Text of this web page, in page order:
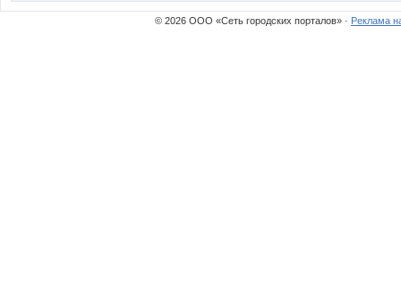
© 2026 ООО «Сеть городских порталов» · Реклама